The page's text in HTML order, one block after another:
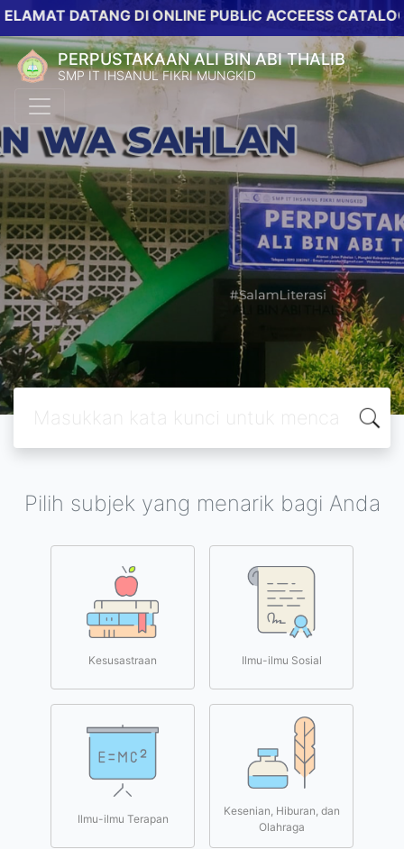
DATANG DI ONLINE PUBLIC ACCEESS CATALOG
PERPUSTAKAAN ALI BIN ABI THALIB
SMP IT IHSANUL FIKRI MUNGKID
Pilih subjek yang menarik bagi Anda
Kesusastraan Ilmu-ilmu Sosial
Ilmu-ilmu Terapan
Kesenian, Hiburan, dan
Olahraga